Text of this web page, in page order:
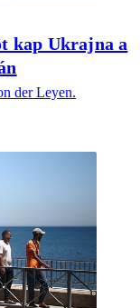
kap Ukrajna a
der Leyen.